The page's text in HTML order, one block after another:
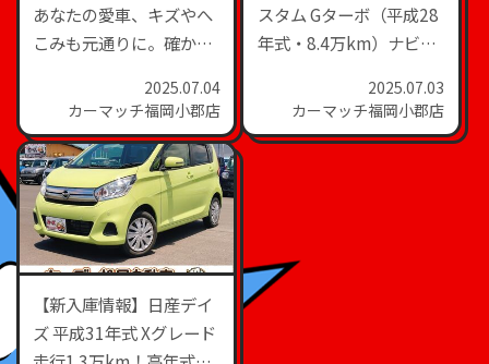
あなたの愛車、キズやへ
こみも元通りに。確かな
2025.07.04
カーマッチ福岡小郡店
スタム Gターボ（平成28
年式・8.4万km）ナビ＆
装備満載のターボ車！
2025.07.03
カーマッチ福岡小郡店
【新入庫情報】日産デイ
ズ 平成31年式 Xグレード